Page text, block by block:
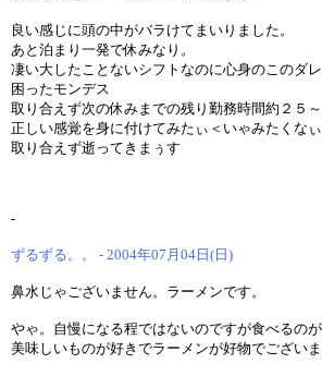
良い感じに頭の中がバラけてまいりました。
あと泊まり一発で休みなり。
凄い大したことないシフトなのに心身のこのダ
困ったモンデス
取り合えず次の休みまでの残り勤務時間約２５
正しい感覚を身に付けてみたぃ＜いゃみたくなぃ
取り合えず逝ってきまぅす
-
ずるずる。。 - 2004年07月04日(日)
鼻水じゃございません。ラーメンです。
やゃ。自慢になる程ではないのですが食べるの
美味しいものが好きでラーメンが好物でございま